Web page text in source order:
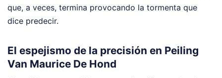
que, a veces, termina provocando la tormenta que
dice predecir.
El espejismo de la precisión en Peiling
Van Maurice De Hond